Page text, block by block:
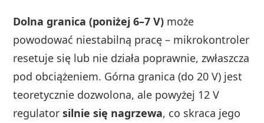
Dolna granica (poniżej 6–7 V) może
powodować niestabilną pracę – mikrokontroler
resetuje się lub nie działa poprawnie, zwłaszcza
pod obciążeniem. Górna granica (do 20 V) jest
teoretycznie dozwolona, ale powyżej 12 V
regulatorsilnie się nagrzewa, co skraca jego